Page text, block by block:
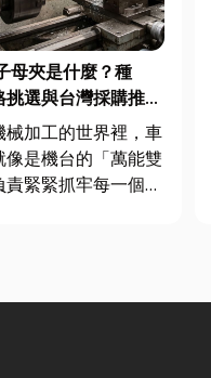
母夾是什麼？種
選與台灣採購推薦
械加工的世界裡，車
像是機台的「萬能雙
緊緊抓牢每一個旋